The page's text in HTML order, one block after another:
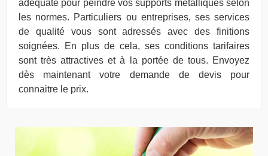
adéquate pour peindre vos supports métalliques selon
les normes. Particuliers ou entreprises, ses services
de qualité vous sont adressés avec des finitions
soignées. En plus de cela, ses conditions tarifaires
sont très attractives et à la portée de tous. Envoyez
dès maintenant votre demande de devis pour
connaitre le prix.